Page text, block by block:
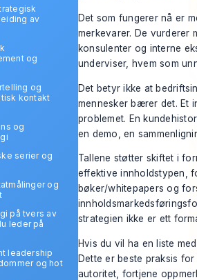
av
og
og
kontakt
og
serier og
og
på tvers av
leder på
leadership
og hot
Det som fungerer nå er
merkevarer. De vurderer
konsulenter og interne
underviser, hvem som
Det betyr ikke at
mennesker bærer det. Et
problemet. En
en demo, en
Tallene støtter skiftet i
effektive innholdstypen,
bøker/whitepapers og
strategien ikke er ett
Hvis du vil ha en liste
Dette er beste praksis
autoritet, fortjene